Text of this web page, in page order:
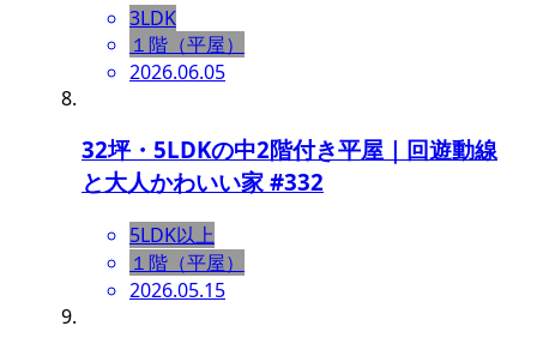
3LDK
１階（平屋）
2026.06.05
32坪・5LDKの中2階付き平屋｜回遊動線
と大人かわいい家 #332
5LDK以上
１階（平屋）
2026.05.15